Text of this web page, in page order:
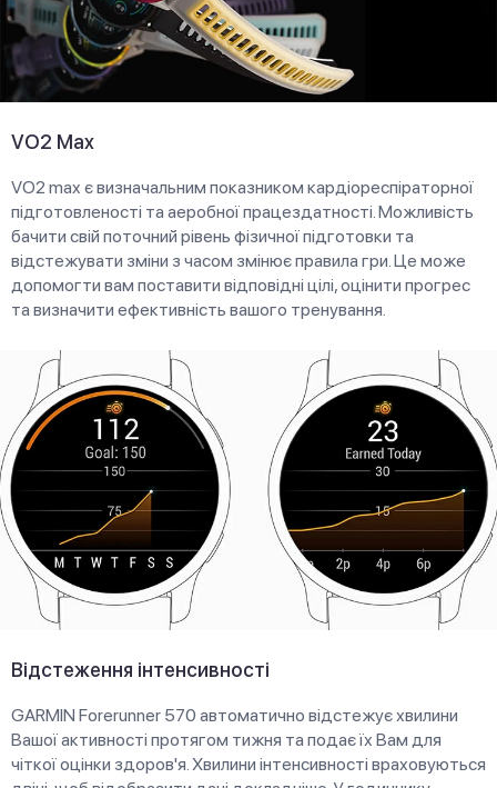
VO2 Max
VO2 max є визначальним показником кардіореспіраторної
підготовленості та аеробної працездатності. Можливість
бачити свій поточний рівень фізичної підготовки та
відстежувати зміни з часом змінює правила гри. Це може
допомогти вам поставити відповідні цілі, оцінити прогрес
та визначити ефективність вашого тренування.
Відстеження інтенсивності
GARMIN Forerunner 570 автоматично відстежує хвилини
Вашої активності протягом тижня та подає їх Вам для
чіткої оцінки здоров'я. Хвилини інтенсивності враховуються